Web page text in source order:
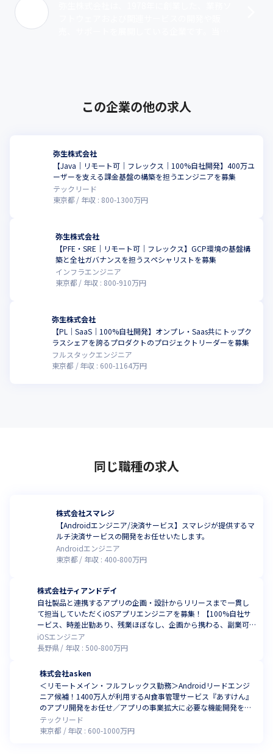
この企業の他の求人
弥生株式会社
【Java｜リモート可｜フレックス｜100%自社開発】400万ユ
ーザーを支える課金基盤の構築を担うエンジニアを募集
テックリード
東京都
年収 : 800-1300万円
弥生株式会社
【PFE・SRE｜リモート可｜フレックス】GCP環境の基盤構
築と全社ガバナンスを担うスペシャリストを募集
インフラエンジニア
東京都
年収 : 800-910万円
弥生株式会社
【PL｜SaaS｜100%自社開発】オンプレ・Saas共にトップク
ラスシェアを誇るプロダクトのプロジェクトリーダーを募集
フルスタックエンジニア
東京都
年収 : 600-1164万円
同じ職種の求人
株式会社スマレジ
【Androidエンジニア/決済サービス】スマレジが提供するマ
ルチ決済サービスの開発をお任せいたします。
Androidエンジニア
東京都
年収 : 400-800万円
株式会社ティアンドデイ
自社製品と連携するアプリの企画・設計からリリースまで一貫し
て担当していただくiOSアプリエンジニアを募集！【100%自社サ
ービス、時差出勤あり、残業ほぼなし、企画から携わる、副業可
(規定あり)、自社内勤務(松本)】
iOSエンジニア
長野県
年収 : 500-800万円
株式会社asken
＜リモートメイン・フルフレックス勤務＞Androidリードエンジ
ニア候補！1400万人が利用するAI食事管理サービス『あすけん』
のアプリ開発をお任せ／アプリの事業拡大に必要な機能開発をリ
ード
テックリード
東京都
年収 : 600-1000万円